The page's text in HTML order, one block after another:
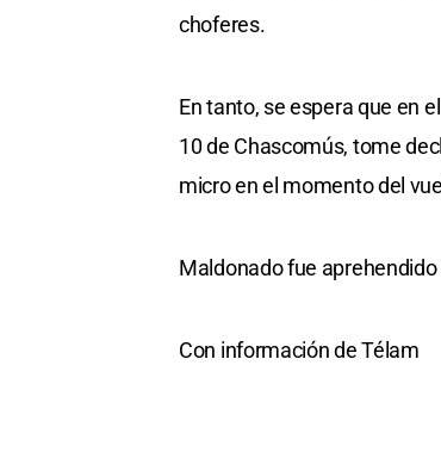
choferes.
En tanto, se espera que en
10 de Chascomús, tome
micro en el momento del
Maldonado fue
Con información de Télam